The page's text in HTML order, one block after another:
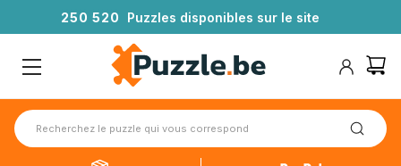
250 520 Puzzles disponibles sur le site